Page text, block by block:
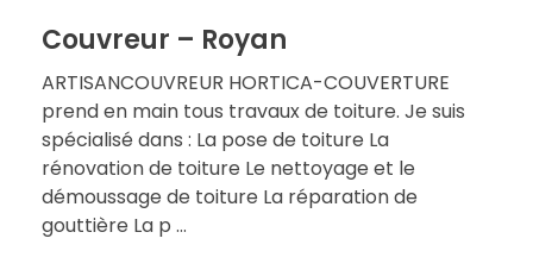
Couvreur – Royan
ARTISANCOUVREUR HORTICA-COUVERTURE
prend en main tous travaux de toiture. Je suis
spécialisé dans : La pose de toiture La
rénovation de toiture Le nettoyage et le
démoussage de toiture La réparation de
gouttière La p ...